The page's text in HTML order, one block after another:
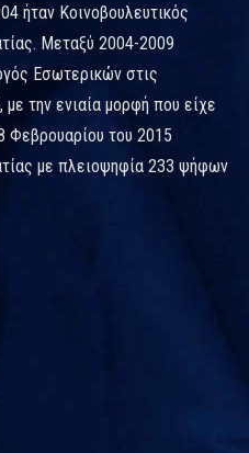
ήταν Κοινοβουλευτικός
Μεταξύ 2004-2009
Εσωτερικών στις
την ενιαία μορφή που είχε
Φεβρουαρίου του 2015
με πλειοψηφία 233 ψήφων